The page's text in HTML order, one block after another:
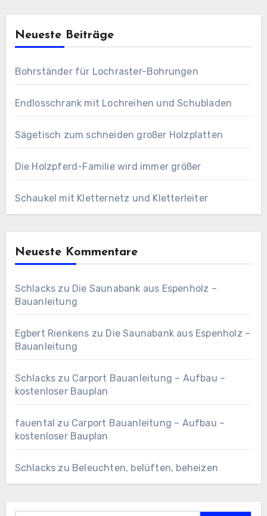
Neueste Beiträge
Bohrständer für Lochraster-Bohrungen
Endlosschrank mit Lochreihen und Schubladen
Sägetisch zum schneiden großer Holzplatten
Die Holzpferd-Familie wird immer größer
Schaukel mit Kletternetz und Kletterleiter
Neueste Kommentare
Schlacks zu Die Saunabank aus Espenholz –
Bauanleitung
Egbert Rienkens zu Die Saunabank aus Espenholz –
Bauanleitung
Schlacks zu Carport Bauanleitung – Aufbau –
kostenloser Bauplan
fauental zu Carport Bauanleitung – Aufbau –
kostenloser Bauplan
Schlacks zu Beleuchten, belüften, beheizen